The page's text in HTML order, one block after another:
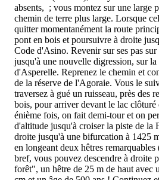
absents, ; vous montez sur une large
chemin de terre plus large. Lorsque
quitter momentanément la route
pont en bois et poursuivre à droite
Code d'Asino. Revenir sur ses pas
jusqu'à une nouvelle digression, sur
d'Asperelle. Reprenez le chemin et
de la réserve de l'Agoraie. Vous le
traversez à gué un ruisseau, près des
bois, pour arriver devant le lac
énième fois, on fait demi-tour et on
d'altitude jusqu'à croiser la piste de la
droite jusqu'à une bifurcation à 1425
en longeant deux hêtres
bref, vous pouvez descendre à droite
forêt", un hêtre de 25 m de haut avec